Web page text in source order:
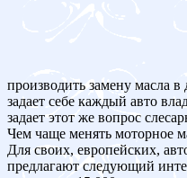
производить замену масла
задает себе каждый авто
задает этот же вопрос
Чем чаще менять моторное
Для своих, европейских,
предлагают следующий